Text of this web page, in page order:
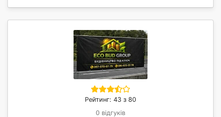
Рейтинг: 43 з 80
0 відгуків